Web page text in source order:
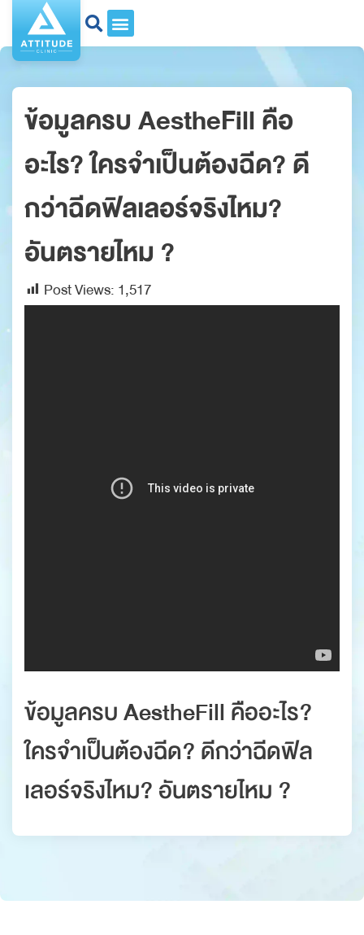
ข้อมูลครบ AestheFill คือ
อะไร? ใครจำเป็นต้องฉีด? ดี
กว่าฉีดฟิลเลอร์จริงไหม?
อันตรายไหม ?
Post Views: 1,517
ข้อมูลครบ AestheFill คืออะไร?
ใครจำเป็นต้องฉีด? ดีกว่าฉีดฟิล
เลอร์จริงไหม? อันตรายไหม ?